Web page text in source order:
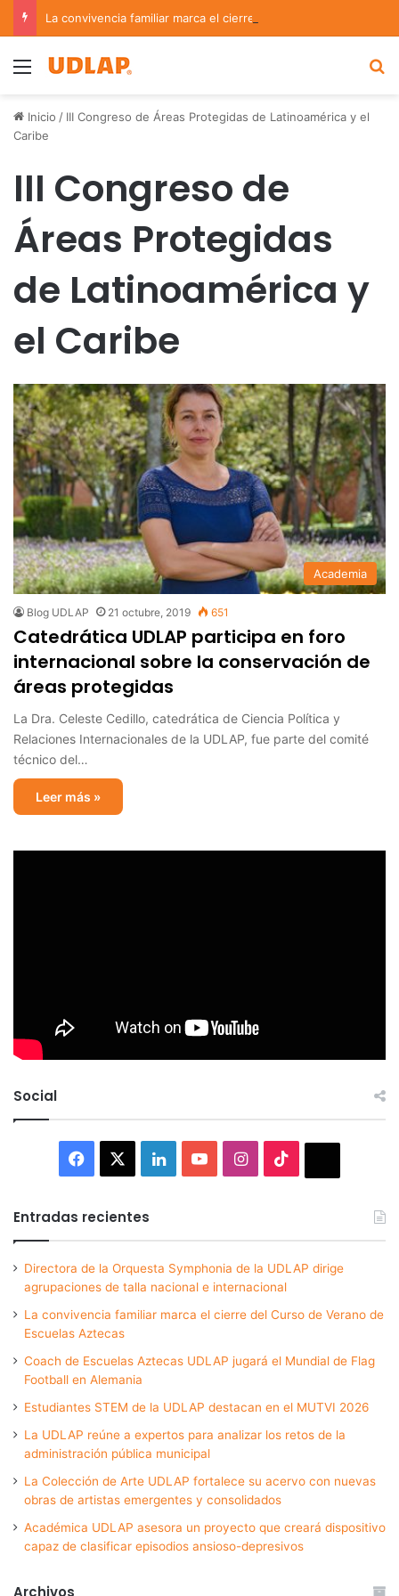
Menu
Inicio / III Congreso de Áreas Protegidas de Latinoamérica y el
Caribe
III Congreso de
Áreas Protegidas
de Latinoamérica y
el Caribe
Academia
Blog UDLAP 21 octubre, 2019 651
Catedrática UDLAP participa en foro
internacional sobre la conservación de
áreas protegidas
La Dra. Celeste Cedillo, catedrática de Ciencia Política y
Relaciones Internacionales de la UDLAP, fue parte del comité
técnico del…
Leer más »
Social
Facebook LinkedInYouTubeInstagram
Entradas recientes
Directora de la Orquesta Symphonia de la UDLAP dirige
agrupaciones de talla nacional e internacional
La convivencia familiar marca el cierre del Curso de Verano de
Escuelas Aztecas
Coach de Escuelas Aztecas UDLAP jugará el Mundial de Flag
Football en Alemania
Estudiantes STEM de la UDLAP destacan en el MUTVI 2026
La UDLAP reúne a expertos para analizar los retos de la
administración pública municipal
La Colección de Arte UDLAP fortalece su acervo con nuevas
obras de artistas emergentes y consolidados
Académica UDLAP asesora un proyecto que creará dispositivo
capaz de clasificar episodios ansioso-depresivos
Archivos